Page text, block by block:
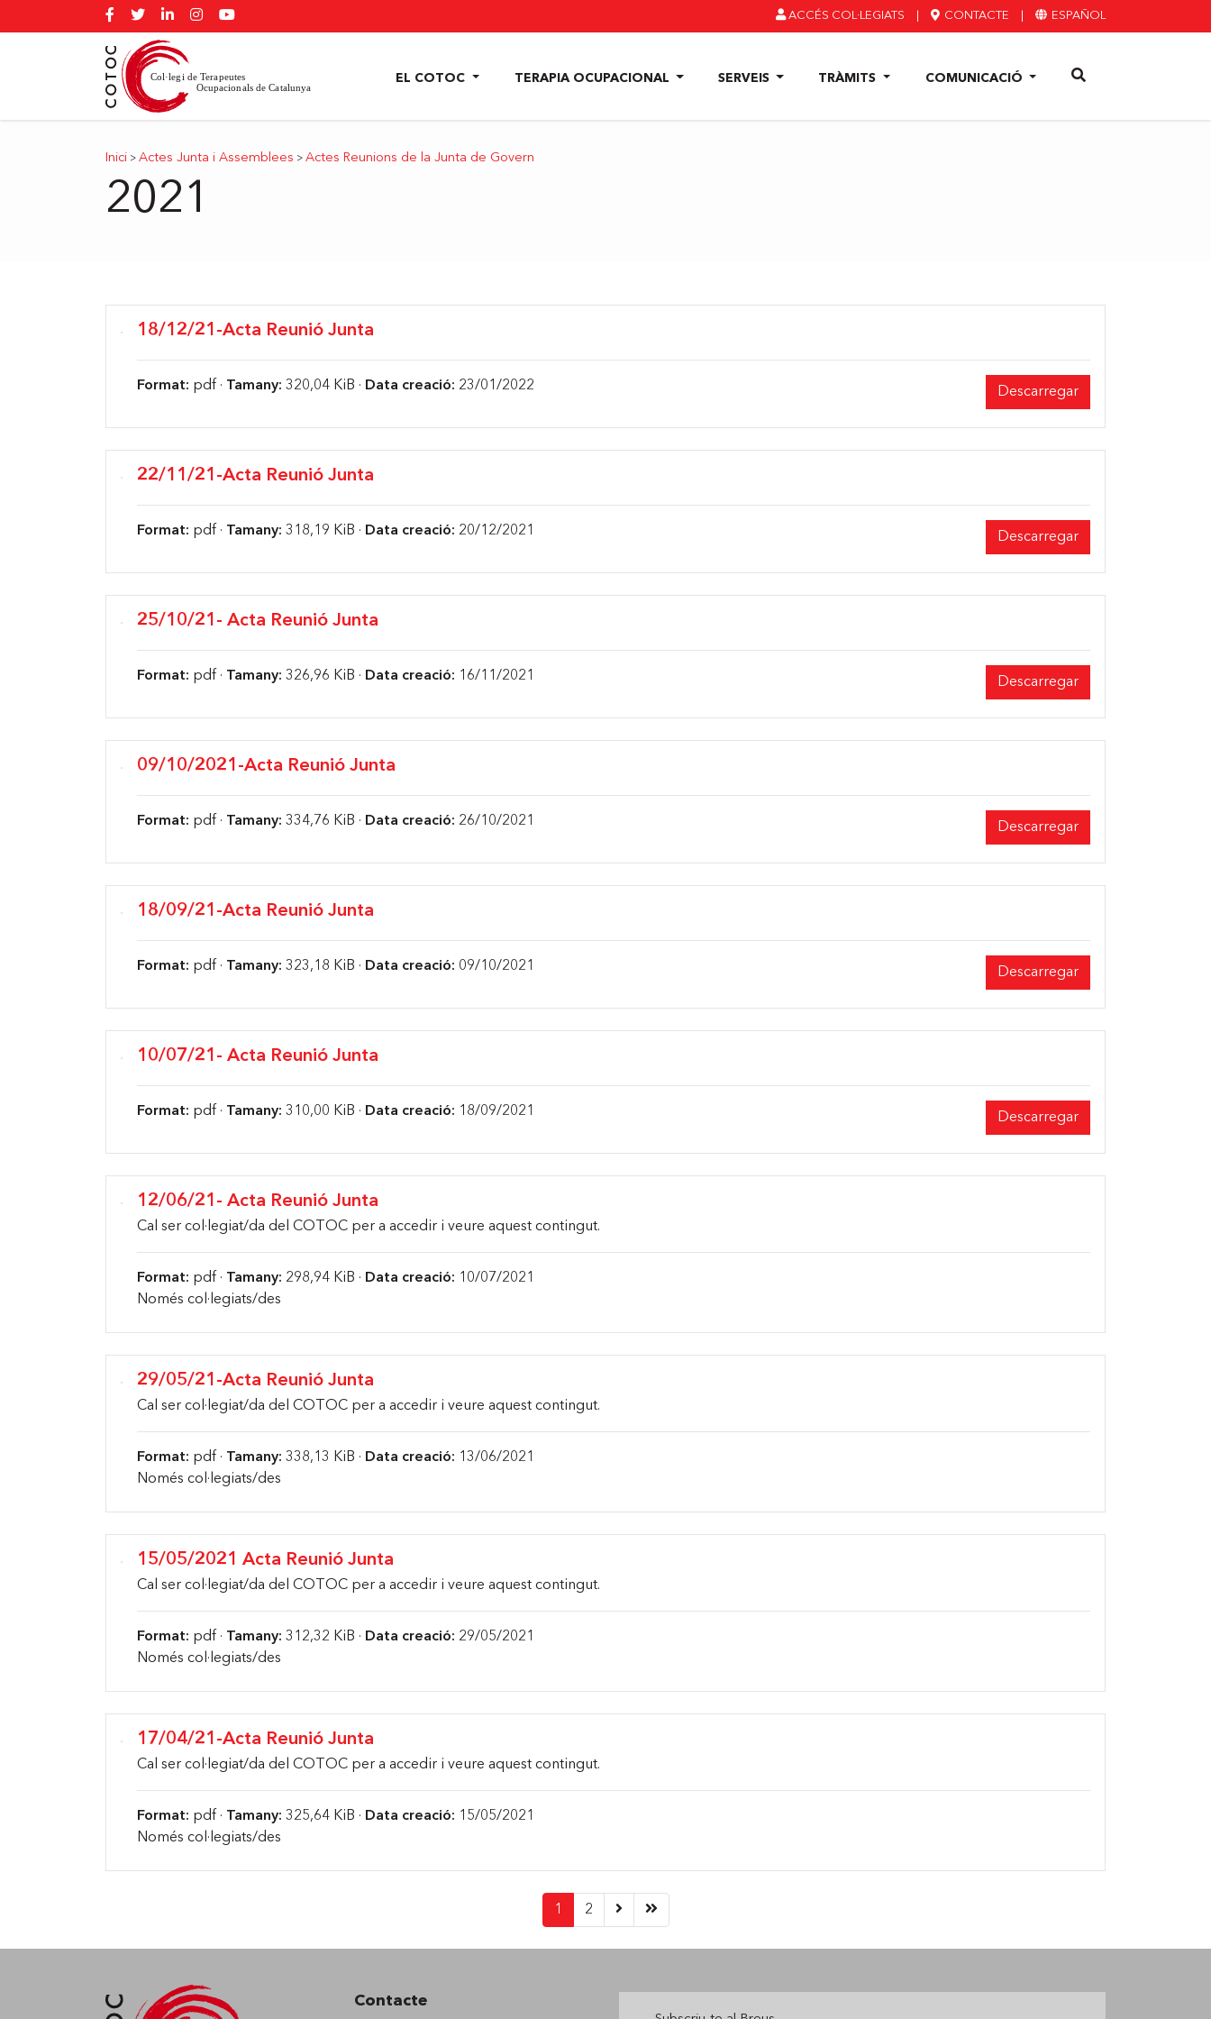
ACCÉS COL·LEGIATS CONTACTE ESPAÑOL
EL COTOC TERAPIA OCUPACIONAL SERVEIS TRÀMITS COMUNICACIÓ
Inici > Actes Junta i Assemblees > Actes Reunions de la Junta de Govern
2021
18/12/21-Acta Reunió Junta
Format: pdf · Tamany: 320,04 KiB · Data creació: 23/01/2022 Descarregar
22/11/21-Acta Reunió Junta
Format: pdf · Tamany: 318,19 KiB · Data creació: 20/12/2021 Descarregar
25/10/21- Acta Reunió Junta
Format: pdf · Tamany: 326,96 KiB · Data creació: 16/11/2021 Descarregar
09/10/2021-Acta Reunió Junta
Format: pdf · Tamany: 334,76 KiB · Data creació: 26/10/2021 Descarregar
18/09/21-Acta Reunió Junta
Format: pdf · Tamany: 323,18 KiB · Data creació: 09/10/2021 Descarregar
10/07/21- Acta Reunió Junta
Format: pdf · Tamany: 310,00 KiB · Data creació: 18/09/2021 Descarregar
12/06/21- Acta Reunió Junta
Cal ser col·legiat/da del COTOC per a accedir i veure aquest contingut.
Format: pdf · Tamany: 298,94 KiB · Data creació: 10/07/2021
Només col·legiats/des
29/05/21-Acta Reunió Junta
Cal ser col·legiat/da del COTOC per a accedir i veure aquest contingut.
Format: pdf · Tamany: 338,13 KiB · Data creació: 13/06/2021
Només col·legiats/des
15/05/2021 Acta Reunió Junta
Cal ser col·legiat/da del COTOC per a accedir i veure aquest contingut.
Format: pdf · Tamany: 312,32 KiB · Data creació: 29/05/2021
Només col·legiats/des
17/04/21-Acta Reunió Junta
Cal ser col·legiat/da del COTOC per a accedir i veure aquest contingut.
Format: pdf · Tamany: 325,64 KiB · Data creació: 15/05/2021
Només col·legiats/des
1 (current)
2
Contacte